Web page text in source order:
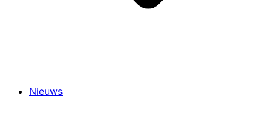
Nieuws